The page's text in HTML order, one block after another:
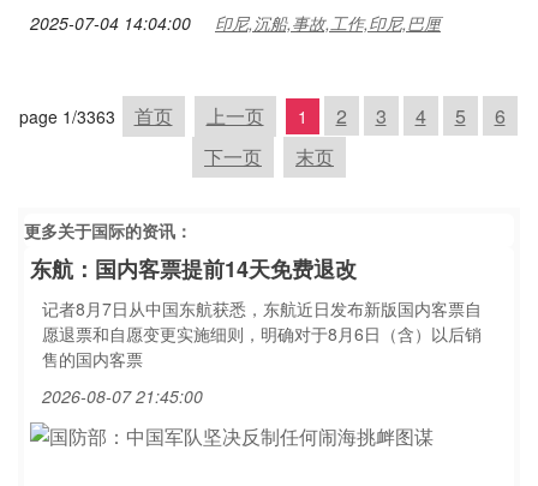
2025-07-04 14:04:00 印尼,沉船,事故,工作,印尼,巴厘
page 1/3363 首页 上一页 1 2 3 4 5
6
下一页
末页
更多关于国际的资讯：
东航：国内客票提前14天免费退改
记者8月7日从中国东航获悉，东航近日发布新版国内客票自
愿退票和自愿变更实施细则，明确对于8月6日（含）以后销
售的国内客票
2026-08-07 21:45:00